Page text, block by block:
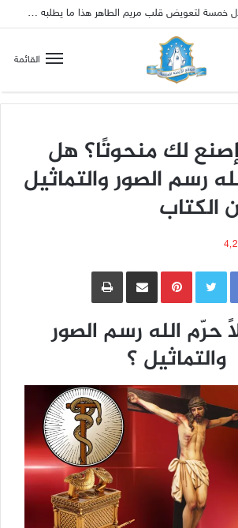
تسع أول سبوت بدل خمسة لتعويض قلب مريم الطاهر هذا ما يطلبه يسوع!
القائمة
لك منحوتًا؟ هل
رسم الصور والتماثيل
الكتاب
Pinterestمشاركة عبر البريد طباعة
حرّم الله رسم الصور
والتماثيل ؟